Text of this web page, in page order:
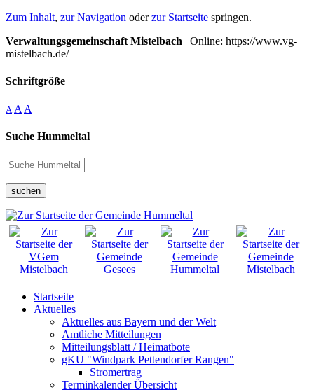
Zum Inhalt, zur Navigation oderzur Startseite springen.
Verwaltungsgemeinschaft Mistelbach | Online: https://www.vg-
mistelbach.de/
Schriftgröße
A A A
Suche Hummeltal
suchen
Startseite
Aktuelles
Aktuelles aus Bayern und der Welt
Amtliche Mitteilungen
Mitteilungsblatt / Heimatbote
gKU "Windpark Pettendorfer Rangen"
Stromertrag
Terminkalender Übersicht